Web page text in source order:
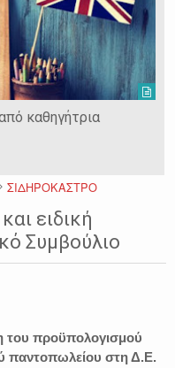
καθηγήτρια
ΣΙΔΗΡΟΚΑΣΤΡΟ
ειδική
Συμβούλιο
του προϋπολογισμού
παντοπωλείου στη Δ.Ε.